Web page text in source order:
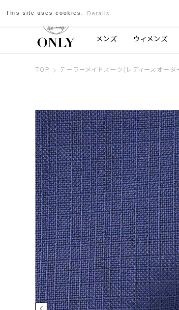
京都発のスーツブランド
メンズ ウィメンズ
TOP テーラーメイドスーツ(レディースオーダ
This site uses cookies. Details